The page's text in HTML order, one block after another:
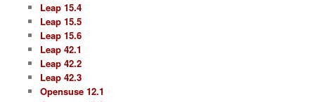
Leap 15.4
Leap 15.5
Leap 15.6
Leap 42.1
Leap 42.2
Leap 42.3
Opensuse 12.1